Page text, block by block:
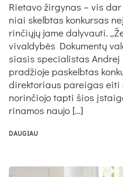
Rie­ta­vo žir­gy­nas – vis
niai skelb­tas kon­kur­sas
rin­čių­jų ja­me da­ly­vau­ti.
vi­val­dy­bės Do­ku­men­tų
sia­sis spe­cia­lis­tas And­rej
pra­džio­je pa­skelb­tas
di­rek­to­riaus pa­rei­gas ei­ti
no­rin­čio­jo tap­ti šios
ri­na­mos nau­jo […]
DAUGIAU